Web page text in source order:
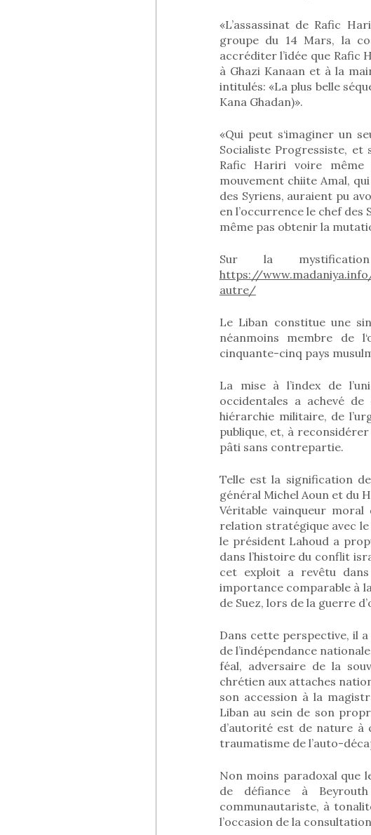
«L’assassinat de Rafic
groupe du 14 Mars, la
accréditer l’idée que Rafic
à Ghazi Kanaan et à la
intitulés: «La plus belle
Kana Ghadan)».
«Qui peut s‘imaginer un
Socialiste Progressiste, et
Rafic Hariri voire même
mouvement chiite Amal,
des Syriens, auraient pu
en l’occurrence le chef des
même pas obtenir la
Sur la
https://
autre/
Le Liban constitue une
néanmoins membre de
cinquante-cinq pays
La mise à l’index de
occidentales a achevé
hiérarchie militaire, de
publique, et, à
pâti sans contrepartie.
Telle est la signification
général Michel Aoun et du
Véritable vainqueur
relation stratégique avec
le président Lahoud a
dans l’histoire du conflit
cet exploit a revêtu dans
importance comparable à
de Suez, lors de la guerre
Dans cette perspective, il
de l’indépendance
féal, adversaire de la
chrétien aux attaches
son accession à la
Liban au sein de son
d’autorité est de nature à
traumatisme de l’auto-
Non moins paradoxal que
de défiance à
communautariste, à
l’occasion de la